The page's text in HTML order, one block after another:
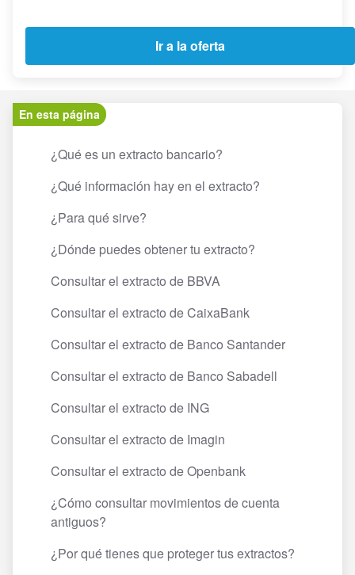
Ir a la oferta
En esta página
¿Qué es un extracto bancario?
¿Qué información hay en el extracto?
¿Para qué sirve?
¿Dónde puedes obtener tu extracto?
Consultar el extracto de BBVA
Consultar el extracto de CaixaBank
Consultar el extracto de Banco Santander
Consultar el extracto de Banco Sabadell
Consultar el extracto de ING
Consultar el extracto de Imagin
Consultar el extracto de Openbank
¿Cómo consultar movimientos de cuenta
antiguos?
¿Por qué tienes que proteger tus extractos?